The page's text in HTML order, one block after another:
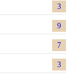
3
9
7
3